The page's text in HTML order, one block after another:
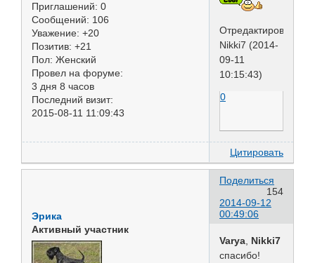
Приглашений: 0
Сообщений: 106
Уважение: +20
Позитив: +21
Пол: Женский
Провел на форуме:
3 дня 8 часов
Последний визит:
2015-08-11 11:09:43
Отредактировано
Nikki7 (2014-
09-11
10:15:43)
0
Цитировать
Поделиться
154
2014-09-12
00:49:06
Эрика
Активный участник
Varya Nikki7
спасибо!